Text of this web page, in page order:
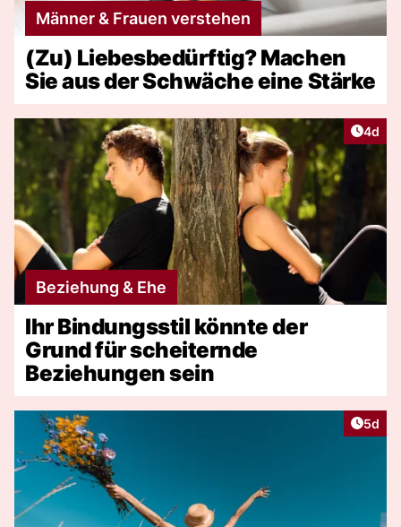
Männer & Frauen verstehen
(Zu) Liebesbedürftig? Machen
Sie aus der Schwäche eine Stärke
4d
Beziehung & Ehe
Ihr Bindungsstil könnte der
Grund für scheiternde
Beziehungen sein
5d